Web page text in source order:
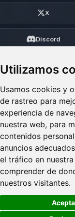
Utilizamos
Usamos cookies y
de rastreo para
experiencia de
nuestra web, para
contenidos
anuncios
el tráfico en
comprender de
nuestros visitantes.
X
Discord
Foro
DE PAGO